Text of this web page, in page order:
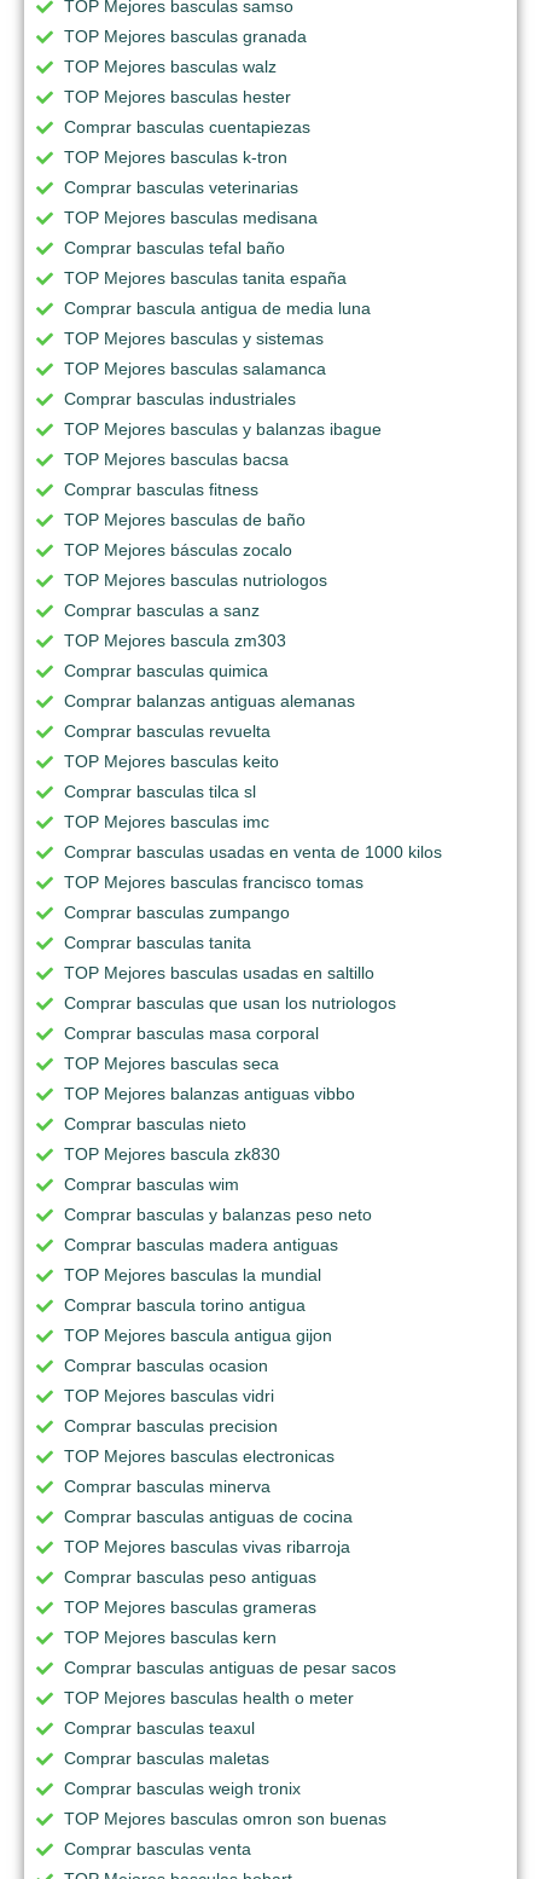
TOP Mejores basculas samso
TOP Mejores basculas granada
TOP Mejores basculas walz
TOP Mejores basculas hester
Comprar basculas cuentapiezas
TOP Mejores basculas k-tron
Comprar basculas veterinarias
TOP Mejores basculas medisana
Comprar basculas tefal baño
TOP Mejores basculas tanita españa
Comprar bascula antigua de media luna
TOP Mejores basculas y sistemas
TOP Mejores basculas salamanca
Comprar basculas industriales
TOP Mejores basculas y balanzas ibague
TOP Mejores basculas bacsa
Comprar basculas fitness
TOP Mejores basculas de baño
TOP Mejores básculas zocalo
TOP Mejores basculas nutriologos
Comprar basculas a sanz
TOP Mejores bascula zm303
Comprar basculas quimica
Comprar balanzas antiguas alemanas
Comprar basculas revuelta
TOP Mejores basculas keito
Comprar basculas tilca sl
TOP Mejores basculas imc
Comprar basculas usadas en venta de 1000 kilos
TOP Mejores basculas francisco tomas
Comprar basculas zumpango
Comprar basculas tanita
TOP Mejores basculas usadas en saltillo
Comprar basculas que usan los nutriologos
Comprar basculas masa corporal
TOP Mejores basculas seca
TOP Mejores balanzas antiguas vibbo
Comprar basculas nieto
TOP Mejores bascula zk830
Comprar basculas wim
Comprar basculas y balanzas peso neto
Comprar basculas madera antiguas
TOP Mejores basculas la mundial
Comprar bascula torino antigua
TOP Mejores bascula antigua gijon
Comprar basculas ocasion
TOP Mejores basculas vidri
Comprar basculas precision
TOP Mejores basculas electronicas
Comprar basculas minerva
Comprar basculas antiguas de cocina
TOP Mejores basculas vivas ribarroja
Comprar basculas peso antiguas
TOP Mejores basculas grameras
TOP Mejores basculas kern
Comprar basculas antiguas de pesar sacos
TOP Mejores basculas health o meter
Comprar basculas teaxul
Comprar basculas maletas
Comprar basculas weigh tronix
TOP Mejores basculas omron son buenas
Comprar basculas venta